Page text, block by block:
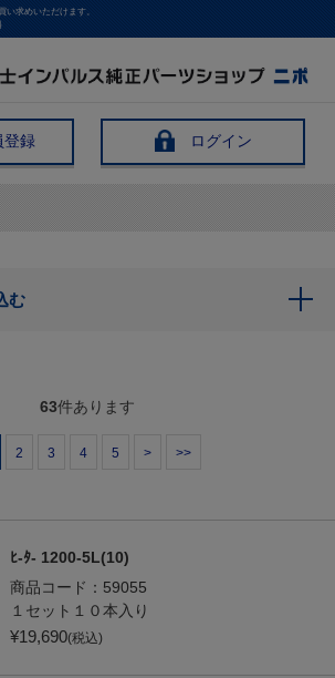
い求めいただけます。
登録 ログイン
む
63件あります
2 3 4 5 > >>
ﾋ-ﾀ- 1200-5L(10)
商品コード： 59055
１セット１０本入り
¥19,690(税込)